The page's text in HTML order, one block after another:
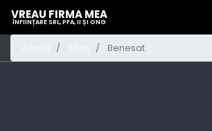
VREAU FIRMA MEA
ÎNFIINȚARE SRL, PFA, II ȘI ONG
Benesat